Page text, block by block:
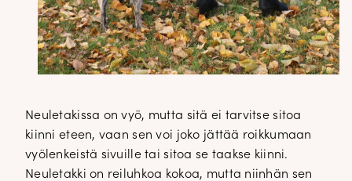
Neuletakissa on vyö, mutta sitä ei tarvitse sitoa
kiinni eteen, vaan sen voi joko jättää roikkumaan
vyölenkeistä sivuille tai sitoa se taakse kiinni.
Neuletakki on reiluhkoa kokoa, mutta niinhän sen